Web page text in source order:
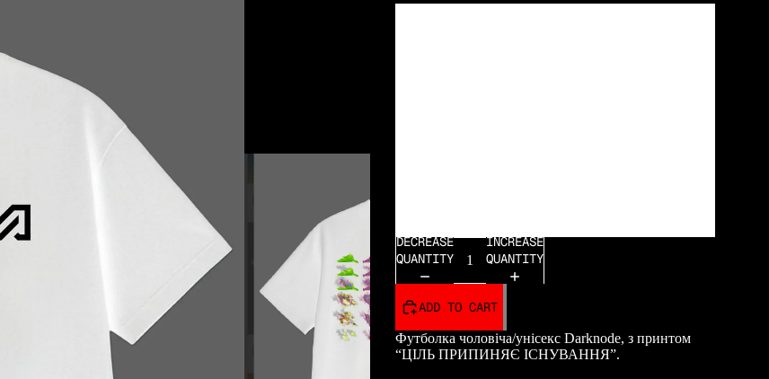
DECREASE
QUANTITY
INCREASE
QUANTITY
ADD TO CART
Футболка чоловіча/унісекс Darknode, з принтом
“ЦІЛЬ ПРИПИНЯЄ ІСНУВАННЯ”.